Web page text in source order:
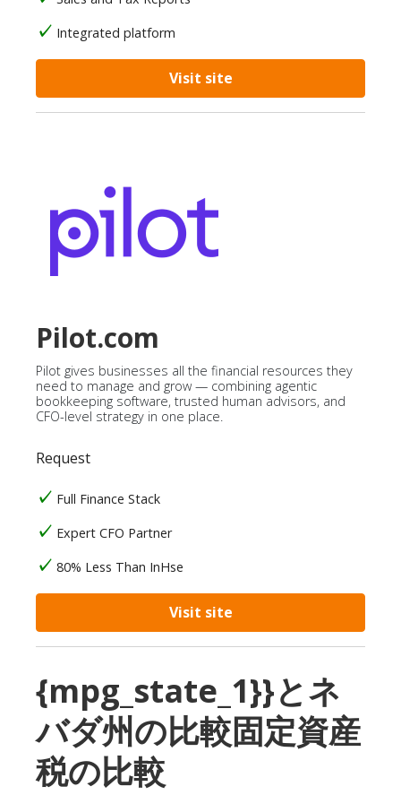
Integrated platform
Visit site
Pilot.com
Pilot gives businesses all the financial resources they
need to manage and grow — combining agentic
bookkeeping software, trusted human advisors, and
CFO-level strategy in one place.
Request
Full Finance Stack
Expert CFO Partner
80% Less Than InHse
Visit site
{mpg_state_1}}とネ
バダ州の比較固定資産
税の比較